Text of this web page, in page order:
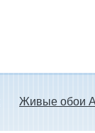
Живые обои